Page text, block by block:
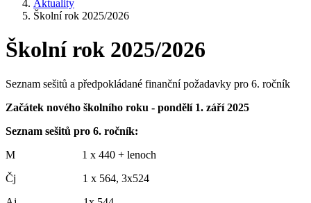
Aktuality
Školní rok 2025/2026
Školní rok 2025/2026
Seznam sešitů a předpokládané finanční požadavky pro 6. ročník
Začátek nového školního roku - pondělí 1. září 2025
Seznam sešitů pro 6. ročník:
M 1 x 440 + lenoch
Čj 1 x 564, 3x524